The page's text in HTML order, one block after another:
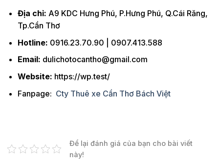
Địa chỉ: A9 KDC Hưng Phú, P.Hưng Phú, Q.Cái Răng,
Tp.Cần Thơ
Hotline: 0916.23.70.90 | 0907.413.588
Email: dulichotocantho@gmail.com
Website: https://wp.test/
Fanpage: Cty Thuê xe Cần Thơ Bách Việt
Để lại đánh giá của bạn cho bài viết
này!